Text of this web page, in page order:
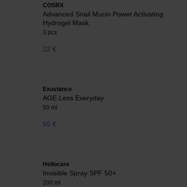
COSRX
Advanced Snail Mucin Power Activating
Hydrogel Mask
3 pcs
22 €
Exuviance
AGE Less Everyday
50 ml
55 €
Heliocare
Invisible Spray SPF 50+
200 ml